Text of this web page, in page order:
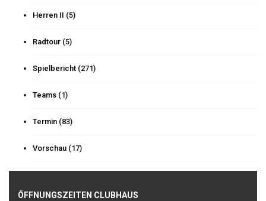
Herren II (5)
Radtour (5)
Spielbericht (271)
Teams (1)
Termin (83)
Vorschau (17)
ÖFFNUNGSZEITEN CLUBHAUS